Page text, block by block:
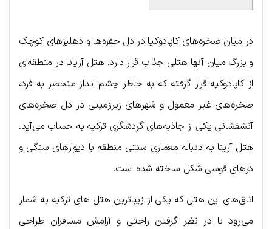
در میان صخره‌های کاپادوکیا در دل حفره‌ها و دهلیزهای کوچک
و بزرگ میان آنها هتلی جذاب قرار دارد. هتل آریانا در منطقه‌ای
از کاپادوکیه قرار گرفته که به خاطر چشم انداز منحصر به فرد،
صخره‌های غیر معمول و شهرهای زیرزمینی در دل صخره‌های
آتشفشانی یکی از جاذبه‌های گردشگری ترکیه به حساب می‌آید.
هتل آرینا به دنباله معماری سنتی منطقه با دیوارهای سنگی و
درهای قوسی شکل ساخته شده است.
اتاق‌های این هتل که یکی از زیباترین هتل های ترکیه به شمار
می‌رود با در نظر گرفتن راحتی و آرامش مسافران طراحی